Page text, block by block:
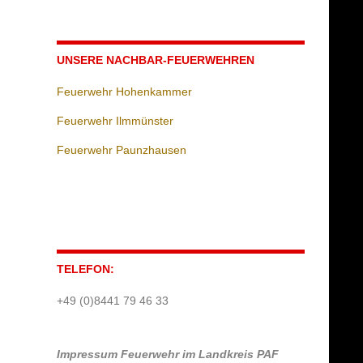
UNSERE NACHBAR-FEUERWEHREN
Feuerwehr Hohenkammer
Feuerwehr Ilmmünster
Feuerwehr Paunzhausen
TELEFON:
+49 (0)8441 79 46 33
Impressum Feuerwehr im Landkreis PAF